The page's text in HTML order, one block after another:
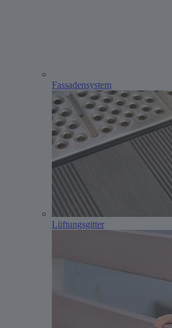
Fassadensystem
Lüftungsgitter